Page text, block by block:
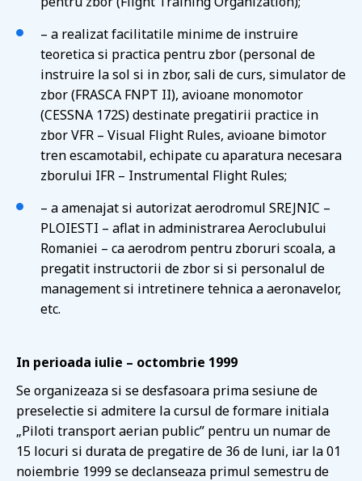
– a realizat facilitatile minime de instruire
teoretica si practica pentru zbor (personal de
instruire la sol si in zbor, sali de curs, simulator de
zbor (FRASCA FNPT II), avioane monomotor
(CESSNA 172S) destinate pregatirii practice in
zbor VFR – Visual Flight Rules, avioane bimotor
tren escamotabil, echipate cu aparatura necesara
zborului IFR – Instrumental Flight Rules;
– a amenajat si autorizat aerodromul SREJNIC –
PLOIESTI – aflat in administrarea Aeroclubului
Romaniei – ca aerodrom pentru zboruri scoala, a
pregatit instructorii de zbor si si personalul de
management si intretinere tehnica a aeronavelor,
etc.
In perioada iulie – octombrie 1999
Se organizeaza si se desfasoara prima sesiune de
preselectie si admitere la cursul de formare initiala
„Piloti transport aerian public” pentru un numar de
15 locuri si durata de pregatire de 36 de luni, iar la 01
noiembrie 1999 se declanseaza primul semestru de